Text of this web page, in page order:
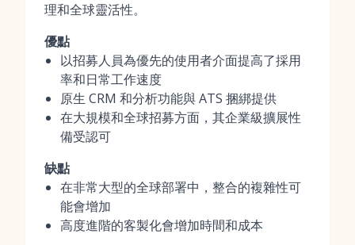
理和全球靈活性。
優點
以招募人員為優先的使用者介面提高了採用
率和日常工作速度
原生 CRM 和分析功能與 ATS 捆綁提供
在大規模和全球招募方面，其企業級擴展性
備受認可
缺點
在非常大型的全球部署中，整合的複雜性可
能會增加
高度進階的客製化會增加時間和成本